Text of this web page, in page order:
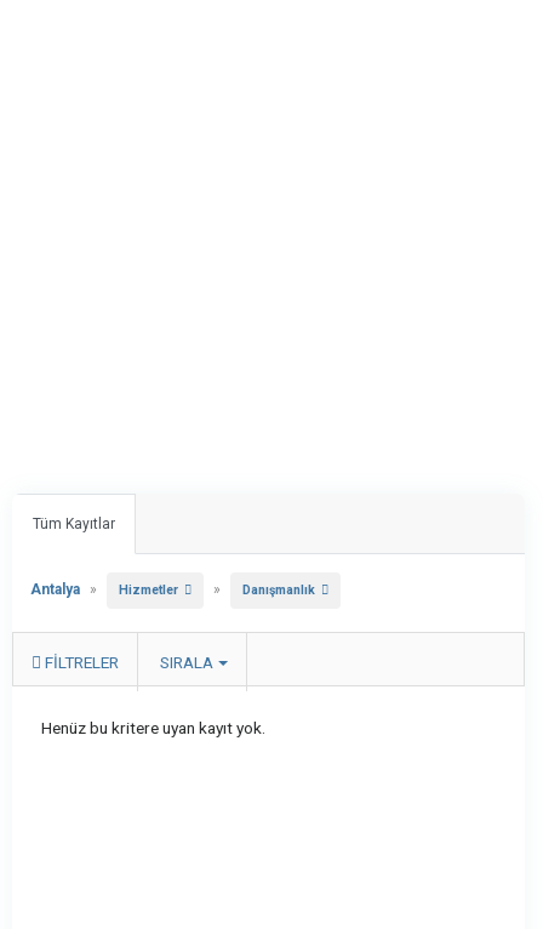
Tüm Kayıtlar
Antalya » Hizmetler » Danışmanlık
FILTRELER SIRALA
Henüz bu kritere uyan kayıt yok.